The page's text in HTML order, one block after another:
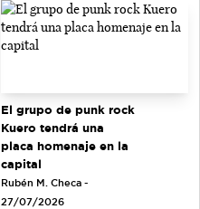
El grupo de punk rock
Kuero tendrá una
placa homenaje en la
capital
Rubén M. Checa -
27/07/2026